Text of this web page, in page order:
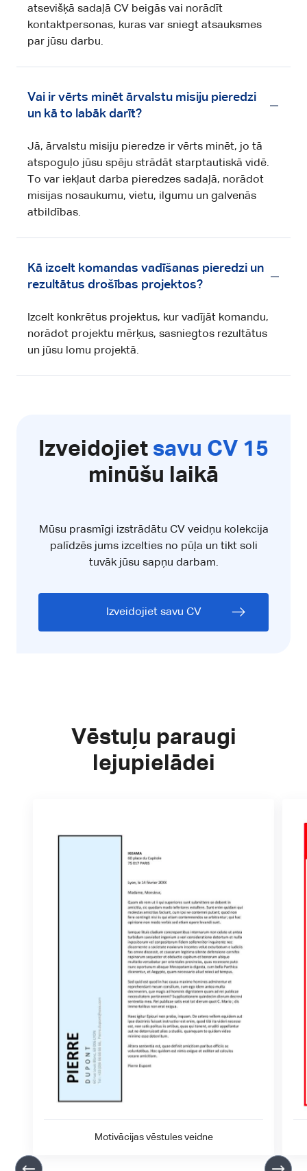
atsevišķā sadaļā CV beigās vai norādīt
kontaktpersonas, kuras var sniegt atsauksmes
par jūsu darbu.
Vai ir vērts minēt ārvalstu misiju pieredzi
un kā to labāk darīt?
Jā, ārvalstu misiju pieredze ir vērts minēt, jo tā
atspoguļo jūsu spēju strādāt starptautiskā vidē.
To var iekļaut darba pieredzes sadaļā, norādot
misijas nosaukumu, vietu, ilgumu un galvenās
atbildības.
Kā izcelt komandas vadīšanas pieredzi un
rezultātus drošības projektos?
Izcelt konkrētus projektus, kur vadījāt komandu,
norādot projektu mērķus, sasniegtos rezultātus
un jūsu lomu projektā.
Izveidojiet savu CV 15
minūšu laikā
Mūsu prasmīgi izstrādātu CV veidņu kolekcija
palīdzēs jums izcelties no pūļa un tikt soli
tuvāk jūsu sapņu darbam.
Izveidojiet savu CV
Vēstuļu paraugi
lejupielādei
Motivācijas vēstules veidne